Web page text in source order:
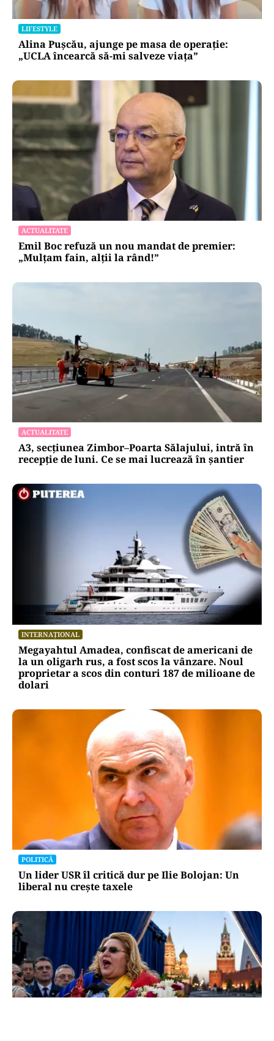
LIFESTYLE
Alina Pușcău, ajunge pe masa de operație:
„UCLA încearcă să-mi salveze viața”
ACTUALITATE
Emil Boc refuză un nou mandat de premier:
„Mulțam fain, alții la rând!”
ACTUALITATE
A3, secțiunea Zimbor–Poarta Sălajului, intră în
recepție de luni. Ce se mai lucrează în șantier
INTERNAȚIONAL
Megayahtul Amadea, confiscat de americani de
la un oligarh rus, a fost scos la vânzare. Noul
proprietar a scos din conturi 187 de milioane de
dolari
POLITICĂ
Un lider USR îl critică dur pe Ilie Bolojan: Un
liberal nu crește taxele